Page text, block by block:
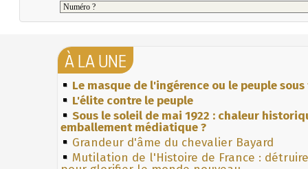
À LA UNE
Le masque de l'ingérence ou le peuple
L'élite contre le peuple
Sous le soleil de mai 1922 : chaleur
emballement médiatique ?
Grandeur d'âme du chevalier Bayard
Mutilation de l'Histoire de France :